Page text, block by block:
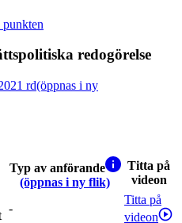
redogörelse
rd(öppnas i ny
Typ av anförande
(öppnas i ny flik)
Titta på
videon
-
Titta på
videon